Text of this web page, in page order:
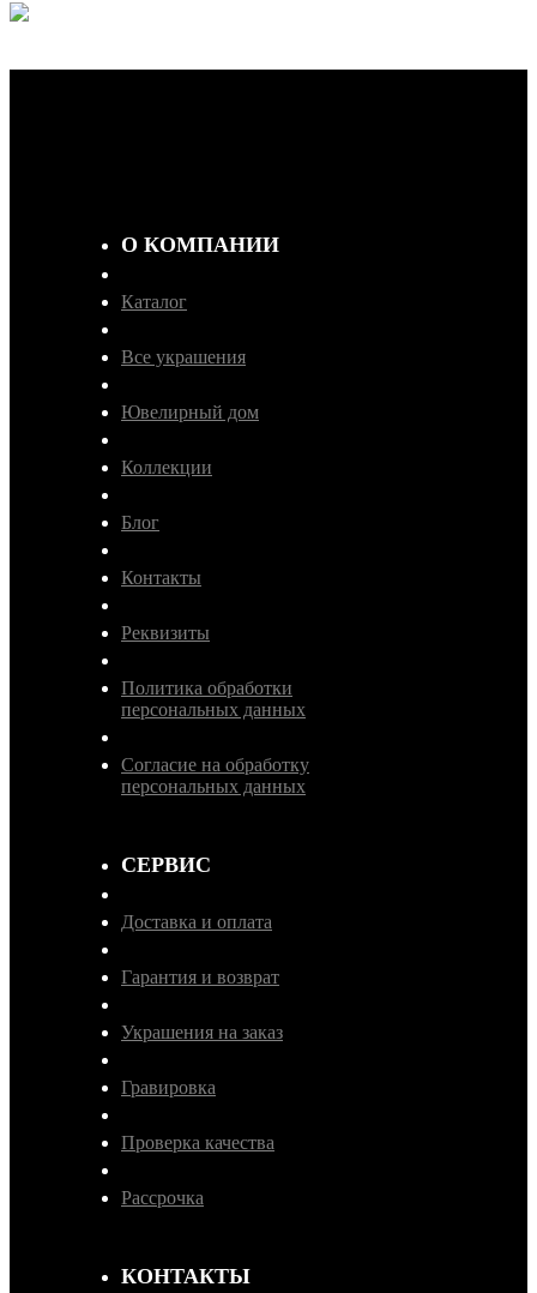
О КОМПАНИИ
Каталог
Все украшения
Ювелирный дом
Коллекции
Блог
Контакты
Реквизиты
Политика обработки
персональных данных
Согласие на обработку
персональных данных
СЕРВИС
Доставка и оплата
Гарантия и возврат
Украшения на заказ
Гравировка
Проверка качества
Рассрочка
КОНТАКТЫ